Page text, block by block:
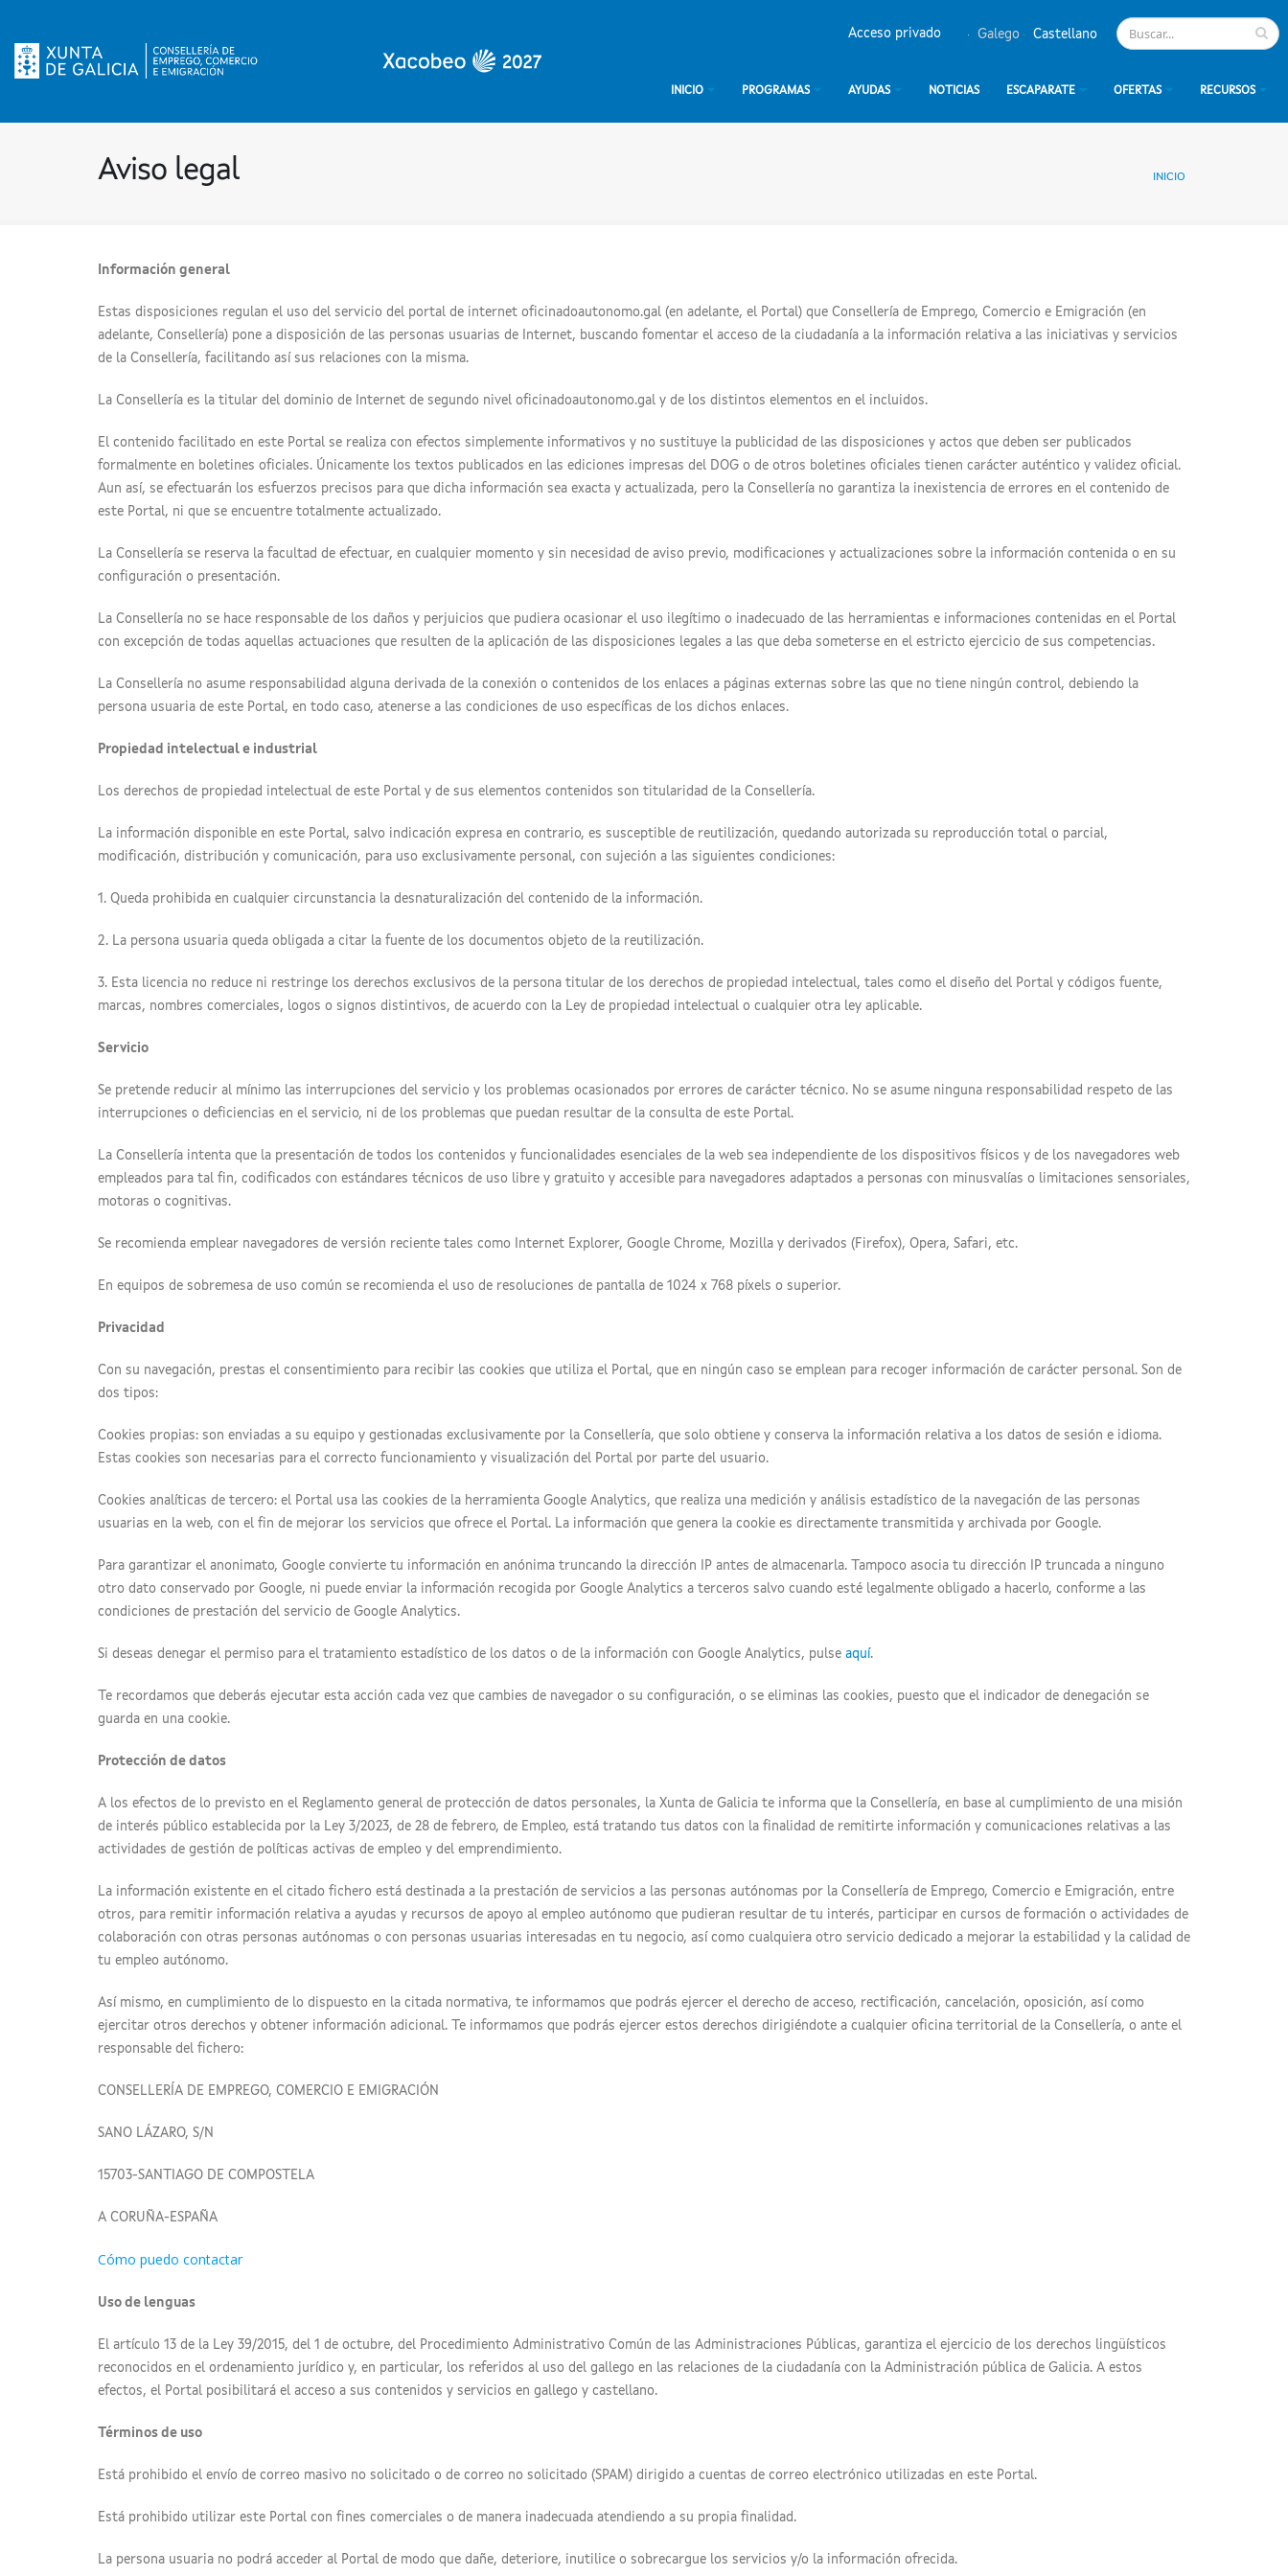
Galego Castellano
Acceso privado
INICIO PROGRAMAS AYUDAS NOTICIAS ESCAPARATE OFERTAS RECURSOS
Aviso legal INICIO
Información general
Estas disposiciones regulan el uso del servicio del portal de internet oficinadoautonomo.gal (en adelante, el Portal) que Consellería de Emprego, Comercio e Emigración (en
adelante, Consellería) pone a disposición de las personas usuarias de Internet, buscando fomentar el acceso de la ciudadanía a la información relativa a las iniciativas y servicios
de la Consellería, facilitando así sus relaciones con la misma.
La Consellería es la titular del dominio de Internet de segundo nivel oficinadoautonomo.gal y de los distintos elementos en el incluidos.
El contenido facilitado en este Portal se realiza con efectos simplemente informativos y no sustituye la publicidad de las disposiciones y actos que deben ser publicados
formalmente en boletines oficiales. Únicamente los textos publicados en las ediciones impresas del DOG o de otros boletines oficiales tienen carácter auténtico y validez oficial.
Aun así, se efectuarán los esfuerzos precisos para que dicha información sea exacta y actualizada, pero la Consellería no garantiza la inexistencia de errores en el contenido de
este Portal, ni que se encuentre totalmente actualizado.
La Consellería se reserva la facultad de efectuar, en cualquier momento y sin necesidad de aviso previo, modificaciones y actualizaciones sobre la información contenida o en su
configuración o presentación.
La Consellería no se hace responsable de los daños y perjuicios que pudiera ocasionar el uso ilegítimo o inadecuado de las herramientas e informaciones contenidas en el Portal
con excepción de todas aquellas actuaciones que resulten de la aplicación de las disposiciones legales a las que deba someterse en el estricto ejercicio de sus competencias.
La Consellería no asume responsabilidad alguna derivada de la conexión o contenidos de los enlaces a páginas externas sobre las que no tiene ningún control, debiendo la
persona usuaria de este Portal, en todo caso, atenerse a las condiciones de uso específicas de los dichos enlaces.
Propiedad intelectual e industrial
Los derechos de propiedad intelectual de este Portal y de sus elementos contenidos son titularidad de la Consellería.
La información disponible en este Portal, salvo indicación expresa en contrario, es susceptible de reutilización, quedando autorizada su reproducción total o parcial,
modificación, distribución y comunicación, para uso exclusivamente personal, con sujeción a las siguientes condiciones:
1. Queda prohibida en cualquier circunstancia la desnaturalización del contenido de la información.
2. La persona usuaria queda obligada a citar la fuente de los documentos objeto de la reutilización.
3. Esta licencia no reduce ni restringe los derechos exclusivos de la persona titular de los derechos de propiedad intelectual, tales como el diseño del Portal y códigos fuente,
marcas, nombres comerciales, logos o signos distintivos, de acuerdo con la Ley de propiedad intelectual o cualquier otra ley aplicable.
Servicio
Se pretende reducir al mínimo las interrupciones del servicio y los problemas ocasionados por errores de carácter técnico. No se asume ninguna responsabilidad respeto de las
interrupciones o deficiencias en el servicio, ni de los problemas que puedan resultar de la consulta de este Portal.
La Consellería intenta que la presentación de todos los contenidos y funcionalidades esenciales de la web sea independiente de los dispositivos físicos y de los navegadores web
empleados para tal fin, codificados con estándares técnicos de uso libre y gratuito y accesible para navegadores adaptados a personas con minusvalías o limitaciones sensoriales,
motoras o cognitivas.
Se recomienda emplear navegadores de versión reciente tales como Internet Explorer, Google Chrome, Mozilla y derivados (Firefox), Opera, Safari, etc.
En equipos de sobremesa de uso común se recomienda el uso de resoluciones de pantalla de 1024 x 768 píxels o superior.
Privacidad
Con su navegación, prestas el consentimiento para recibir las cookies que utiliza el Portal, que en ningún caso se emplean para recoger información de carácter personal. Son de
dos tipos:
Cookies propias: son enviadas a su equipo y gestionadas exclusivamente por la Consellería, que solo obtiene y conserva la información relativa a los datos de sesión e idioma.
Estas cookies son necesarias para el correcto funcionamiento y visualización del Portal por parte del usuario.
Cookies analíticas de tercero: el Portal usa las cookies de la herramienta Google Analytics, que realiza una medición y análisis estadístico de la navegación de las personas
usuarias en la web, con el fin de mejorar los servicios que ofrece el Portal. La información que genera la cookie es directamente transmitida y archivada por Google.
Para garantizar el anonimato, Google convierte tu información en anónima truncando la dirección IP antes de almacenarla. Tampoco asocia tu dirección IP truncada a ninguno
otro dato conservado por Google, ni puede enviar la información recogida por Google Analytics a terceros salvo cuando esté legalmente obligado a hacerlo, conforme a las
condiciones de prestación del servicio de Google Analytics.
Si deseas denegar el permiso para el tratamiento estadístico de los datos o de la información con Google Analytics, pulse aquí.
Te recordamos que deberás ejecutar esta acción cada vez que cambies de navegador o su configuración, o se eliminas las cookies, puesto que el indicador de denegación se
guarda en una cookie.
Protección de datos
A los efectos de lo previsto en el Reglamento general de protección de datos personales, la Xunta de Galicia te informa que la Consellería, en base al cumplimiento de una misión
de interés público establecida por la Ley 3/2023, de 28 de febrero, de Empleo, está tratando tus datos con la finalidad de remitirte información y comunicaciones relativas a las
actividades de gestión de políticas activas de empleo y del emprendimiento.
La información existente en el citado fichero está destinada a la prestación de servicios a las personas autónomas por la Consellería de Emprego, Comercio e Emigración, entre
otros, para remitir información relativa a ayudas y recursos de apoyo al empleo autónomo que pudieran resultar de tu interés, participar en cursos de formación o actividades de
colaboración con otras personas autónomas o con personas usuarias interesadas en tu negocio, así como cualquiera otro servicio dedicado a mejorar la estabilidad y la calidad de
tu empleo autónomo.
Así mismo, en cumplimiento de lo dispuesto en la citada normativa, te informamos que podrás ejercer el derecho de acceso, rectificación, cancelación, oposición, así como
ejercitar otros derechos y obtener información adicional. Te informamos que podrás ejercer estos derechos dirigiéndote a cualquier oficina territorial de la Consellería, o ante el
responsable del fichero:
CONSELLERÍA DE EMPREGO, COMERCIO E EMIGRACIÓN
SANO LÁZARO, S/N
15703-SANTIAGO DE COMPOSTELA
A CORUÑA-ESPAÑA
Cómo puedo contactar
Uso de lenguas
El artículo 13 de la Ley 39/2015, del 1 de octubre, del Procedimiento Administrativo Común de las Administraciones Públicas, garantiza el ejercicio de los derechos lingüísticos
reconocidos en el ordenamiento jurídico y, en particular, los referidos al uso del gallego en las relaciones de la ciudadanía con la Administración pública de Galicia. A estos
efectos, el Portal posibilitará el acceso a sus contenidos y servicios en gallego y castellano.
Términos de uso
Está prohibido el envío de correo masivo no solicitado o de correo no solicitado (SPAM) dirigido a cuentas de correo electrónico utilizadas en este Portal.
Está prohibido utilizar este Portal con fines comerciales o de manera inadecuada atendiendo a su propia finalidad.
La persona usuaria no podrá acceder al Portal de modo que dañe, deteriore, inutilice o sobrecargue los servicios y/o la información ofrecida.